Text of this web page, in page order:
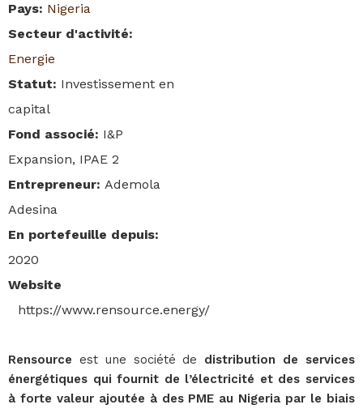
Pays: Nigeria
Secteur d'activité:
Energie
Statut: Investissement en
capital
Fond associé: I&P
Expansion, IPAE 2
Entrepreneur: Ademola
Adesina
En portefeuille depuis:
2020
Website
https://www.rensource.energy/
Rensource est une société de distribution de services
énergétiques qui fournit de l’électricité et des services
à forte valeur ajoutée à des PME au Nigeria par le biais